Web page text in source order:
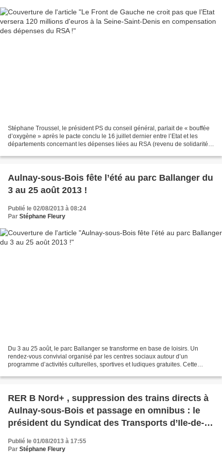
Stéphane Troussel, le président PS du conseil général, parlait de « bouffée
d’oxygène » après le pacte conclu le 16 juillet dernier entre l’Etat et les
départements concernant les dépenses liées au RSA (revenu de solidarité
Aulnay-sous-Bois fête l’été au parc Ballanger du
3 au 25 août 2013 !
Publié le 02/08/2013 à 08:24
Par Stéphane Fleury
Du 3 au 25 août, le parc Ballanger se transforme en base de loisirs. Un
rendez-vous convivial organisé par les centres sociaux autour d’un
programme d’activités culturelles, sportives et ludiques gratuites. Cette
RER B Nord+ , suppression des trains directs à
Aulnay-sous-Bois et passage en omnibus : le
président du Syndicat des Transports d’Ile-de-
France Jean-Paul Huchon persiste et signe !
Publié le 01/08/2013 à 17:55
Par Stéphane Fleury